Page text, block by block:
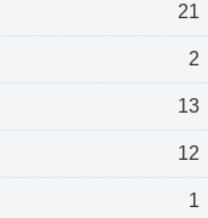
21
2
13
12
1